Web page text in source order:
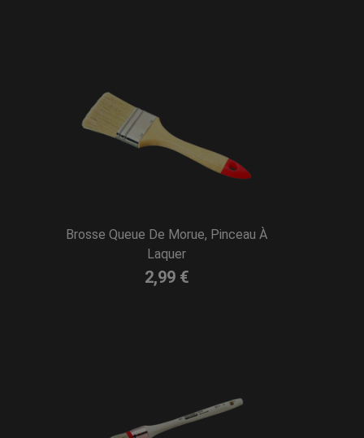
Brosse Queue De Morue, Pinceau À
Laquer
2,99 €